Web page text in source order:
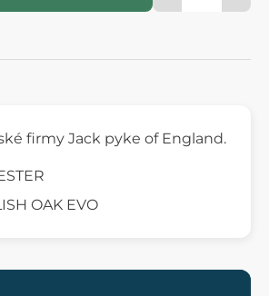
firmy Jack pyke of England.
OAK EVO